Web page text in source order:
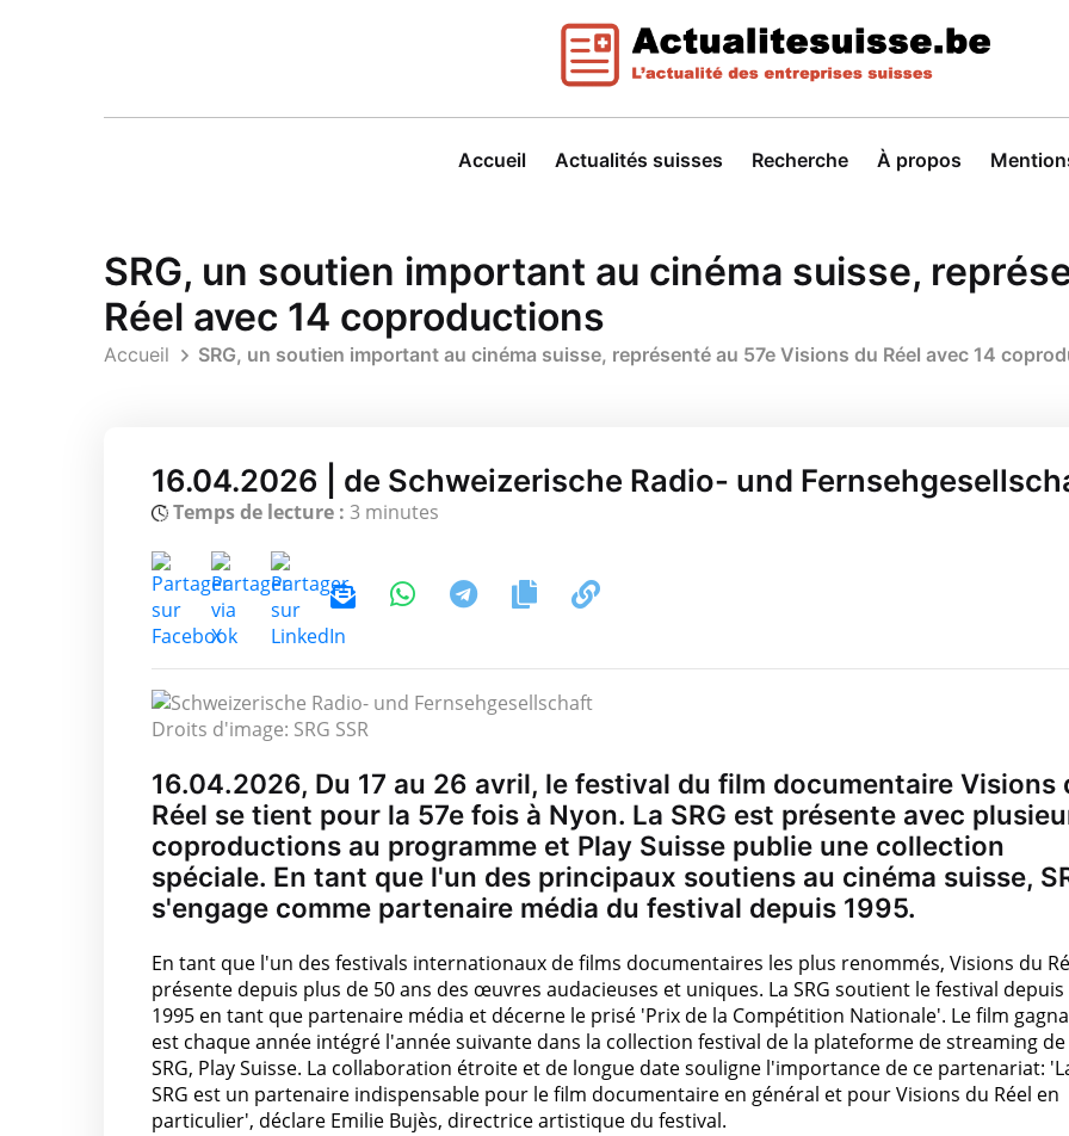
Accueil Actualités suisses Recherche À propos
SRG, un soutien important au cinéma suisse,
Réel avec 14 coproductions
Accueil SRG, un soutien important au cinéma suisse, représenté au 57e Visions du Réel avec 14
16.04.2026 | de Schweizerische Radio- und
Temps de lecture : 3 minutes
Droits d'image: SRG SSR
16.04.2026, Du 17 au 26 avril, le festival du film documentaire Visions
Réel se tient pour la 57e fois à Nyon. La SRG est présente avec
coproductions au programme et Play Suisse publie une collection
spéciale. En tant que l'un des principaux soutiens au cinéma suisse,
s'engage comme partenaire média du festival depuis 1995.
En tant que l'un des festivals internationaux de films documentaires les plus renommés, Visions du
présente depuis plus de 50 ans des œuvres audacieuses et uniques. La SRG soutient le festival depuis
1995 en tant que partenaire média et décerne le prisé 'Prix de la Compétition Nationale'. Le film
est chaque année intégré l'année suivante dans la collection festival de la plateforme de streaming de
SRG, Play Suisse. La collaboration étroite et de longue date souligne l'importance de ce partenariat:
SRG est un partenaire indispensable pour le film documentaire en général et pour Visions du Réel en
particulier', déclare Emilie Bujès, directrice artistique du festival.